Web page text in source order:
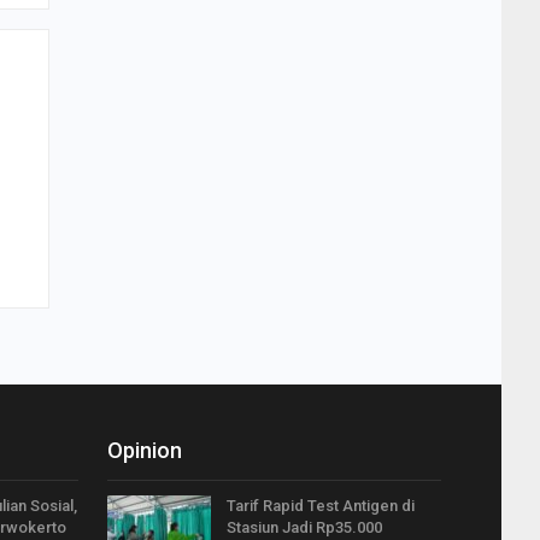
Sosial,
Opinion
Tarif Rapid Test Antigen di
Stasiun Jadi Rp35.000